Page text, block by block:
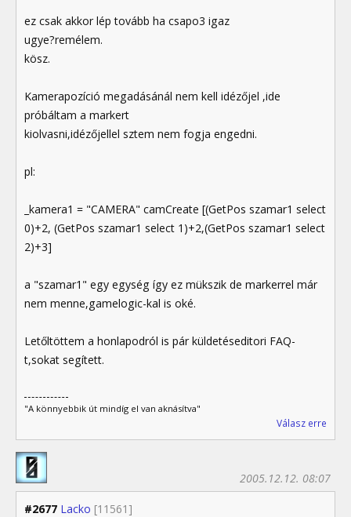
ez csak akkor lép tovább ha csapo3 igaz
ugye?remélem.
kösz.
Kamerapozíció megadásánál nem kell idézőjel ,ide
próbáltam a markert
kiolvasni,idézőjellel sztem nem fogja engedni.
pl:
_kamera1 = "CAMERA" camCreate [(GetPos szamar1 select
0)+2, (GetPos szamar1 select 1)+2,(GetPos szamar1 select
2)+3]
a "szamar1" egy egység így ez mükszik de markerrel már
nem menne,gamelogic-kal is oké.
Letőltöttem a honlapodról is pár küldetéseditori FAQ-
t,sokat segített.
"A könnyebbik út mindíg el van aknásítva"
Válasz erre
#2677 Lacko [11561]
2005.12.12. 08:07